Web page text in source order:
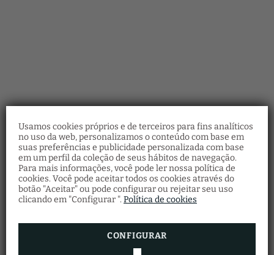
Usamos cookies próprios e de terceiros para fins analíticos
no uso da web, personalizamos o conteúdo com base em
suas preferências e publicidade personalizada com base
em um perfil da coleção de seus hábitos de navegação.
Para mais informações, você pode ler nossa política de
cookies. Você pode aceitar todos os cookies através do
botão "Aceitar" ou pode configurar ou rejeitar seu uso
clicando em "Configurar ". Política de cookies
CONFIGURAR